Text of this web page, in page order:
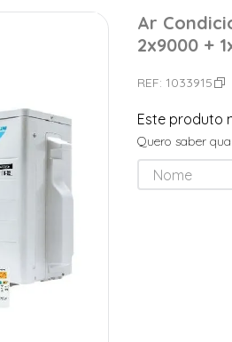
Ar
2x9000 +
REF: 1033915
Este produto
Quero saber